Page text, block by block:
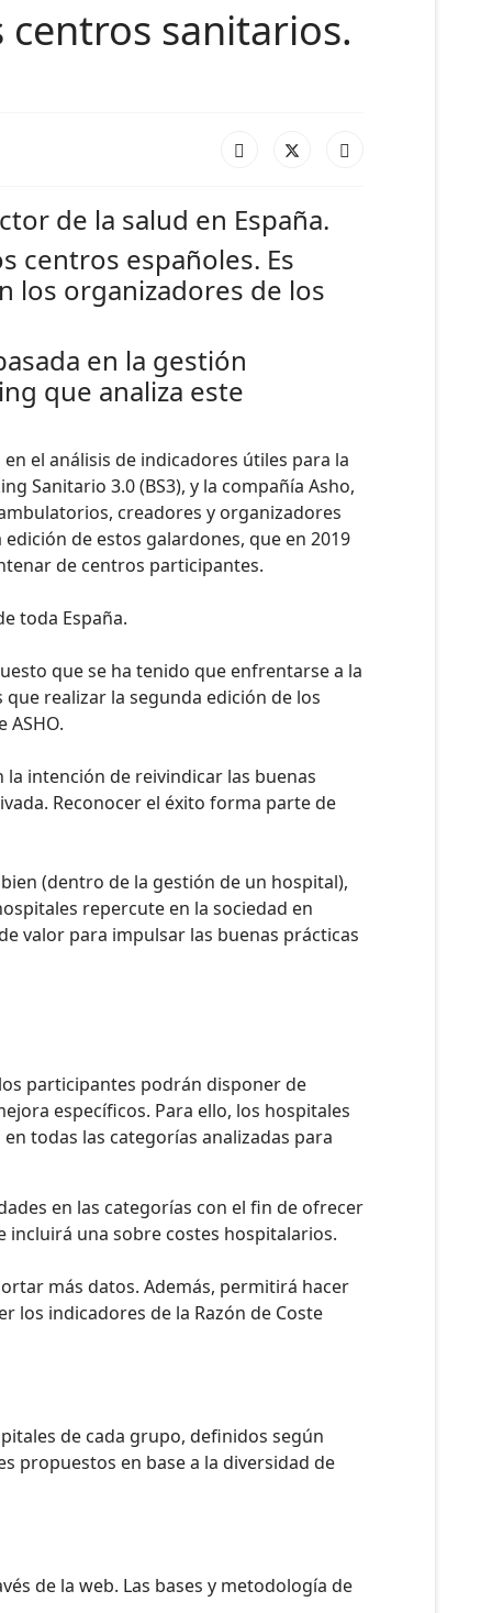
sanitarios.
de la salud en España.
centros españoles. Es
los organizadores de los
en la gestión
que analiza este
el análisis de indicadores útiles para la
Sanitario 3.0 (BS3), y la compañía Asho,
creadores y organizadores
de estos galardones, que en 2019
de centros participantes.
toda España.
que se ha tenido que enfrentarse a la
realizar la segunda edición de los
la intención de reivindicar las buenas
Reconocer el éxito forma parte de
(dentro de la gestión de un hospital),
repercute en la sociedad en
valor para impulsar las buenas prácticas
participantes podrán disponer de
específicos. Para ello, los hospitales
todas las categorías analizadas para
en las categorías con el fin de ofrecer
una sobre costes hospitalarios.
más datos. Además, permitirá hacer
los indicadores de la Razón de Coste
de cada grupo, definidos según
propuestos en base a la diversidad de
de la web. Las bases y metodología de